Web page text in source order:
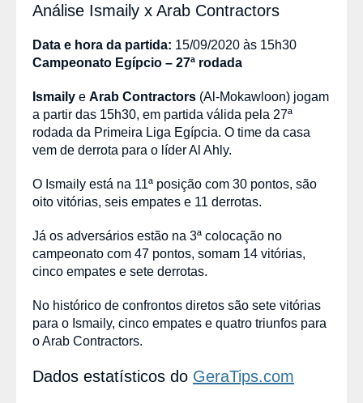
Análise Ismaily x Arab Contractors
Data e hora da partida: 15/09/2020 às 15h30
Campeonato Egípcio – 27ª rodada
Ismaily e Arab Contractors (Al-Mokawloon) jogam
a partir das 15h30, em partida válida pela 27ª
rodada da Primeira Liga Egípcia. O time da casa
vem de derrota para o líder Al Ahly.
O Ismaily está na 11ª posição com 30 pontos, são
oito vitórias, seis empates e 11 derrotas.
Já os adversários estão na 3ª colocação no
campeonato com 47 pontos, somam 14 vitórias,
cinco empates e sete derrotas.
No histórico de confrontos diretos são sete vitórias
para o Ismaily, cinco empates e quatro triunfos para
o Arab Contractors.
Dados estatísticos do GeraTips.com